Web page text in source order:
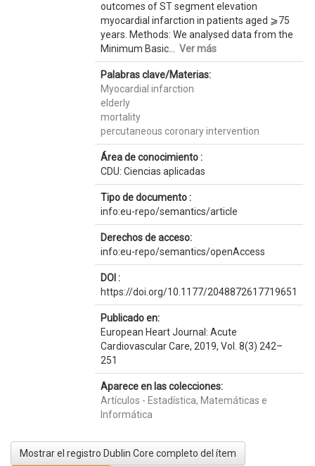
outcomes of ST segment elevation
myocardial infarction in patients aged ⩾75
years. Methods: We analysed data from the
Minimum Basic... Ver más
Palabras clave/Materias:
Myocardial infarction
elderly
mortality
percutaneous coronary intervention
Área de conocimiento :
CDU: Ciencias aplicadas
Tipo de documento :
info:eu-repo/semantics/article
Derechos de acceso:
info:eu-repo/semantics/openAccess
DOI :
https://doi.org/10.1177/2048872617719651
Publicado en:
European Heart Journal: Acute
Cardiovascular Care, 2019, Vol. 8(3) 242–
251
Aparece en las colecciones:
Artículos - Estadística, Matemáticas e
Informática
Mostrar el registro Dublin Core completo del ítem